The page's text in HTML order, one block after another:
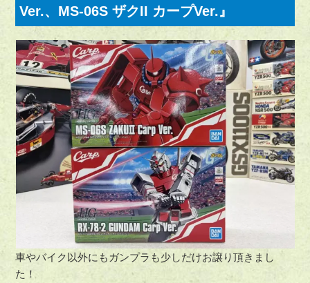
Ver.、MS-06S ザクII カープVer.』
車やバイク以外にもガンプラも少しだけお譲り頂きまし
た！